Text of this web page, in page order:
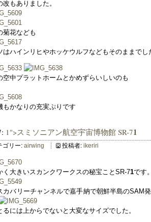
改もありました。
菊花なども
はハインリヒやホッケウルフなどもそのままでし
空中プラットホームとかめずらいしいのも
もかなりの充実ぷりです
1">スミソニアン航空宇宙博物館 SR-71
ゴリー: airwing 投稿者: ikeriri
く大きいスカンクワークスの秘宝ことSR-71です
カバリーチャンネルで嘉手納で朝鮮半島のSAM
るには上からでないと大変なサイズでした。